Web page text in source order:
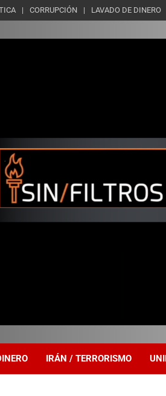
CORRUPCIÓN LAVADO DE DINERO
IRÁN / TERRORISMO